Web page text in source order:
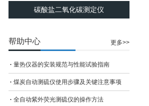
碳酸盐二氧化碳测定仪
帮助中心 更多>>
量热仪器的安装规范与性能试验指南
煤炭自动测硫仪使用步骤及关键注意事项
全自动紫外荧光测硫仪的操作方法